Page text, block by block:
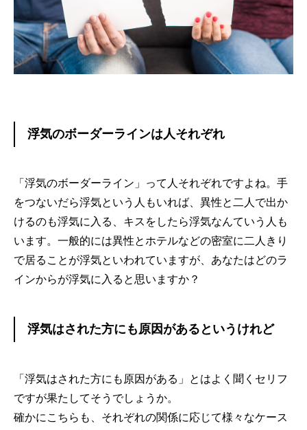
浮気のボーダーラインは人それぞれ
「浮気のボーダーライン」って人それぞれですよね。手
をつないだら浮気という人もいれば、異性と二人で出か
けるのも浮気に入る、キスをしたら浮気なんていう人も
います。一般的には異性とホテルなどの密室に二人きり
で居ることが浮気といわれていますが、あなたはどのラ
インからが浮気に入ると思いますか？
浮気はされた方にも原因があるというけれど
「浮気はされた方にも原因がある」とはよく聞くセリフ
ですが果たしてそうでしょうか。
確かにこちらも、それぞれの関係に応じて様々なケース